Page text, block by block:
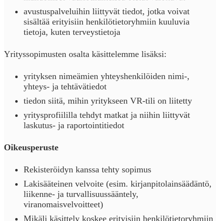
avustuspalveluihin liittyvät tiedot, jotka voivat
sisältää erityisiin henkilötietoryhmiin kuuluvia
tietoja, kuten terveystietoja
Yrityssopimusten osalta käsittelemme lisäksi:
yrityksen nimeämien yhteyshenkilöiden nimi-,
yhteys- ja tehtävätiedot
tiedon siitä, mihin yritykseen VR-tili on liitetty
yritysprofiililla tehdyt matkat ja niihin liittyvät
laskutus- ja raportointitiedot
Oikeusperuste
Rekisteröidyn kanssa tehty sopimus
Lakisääteinen velvoite (esim. kirjanpitolainsäädäntö,
liikenne- ja turvallisuussääntely,
viranomaisvelvoitteet)
Mikäli käsittely koskee erityisiin henkilötietoryhmiin